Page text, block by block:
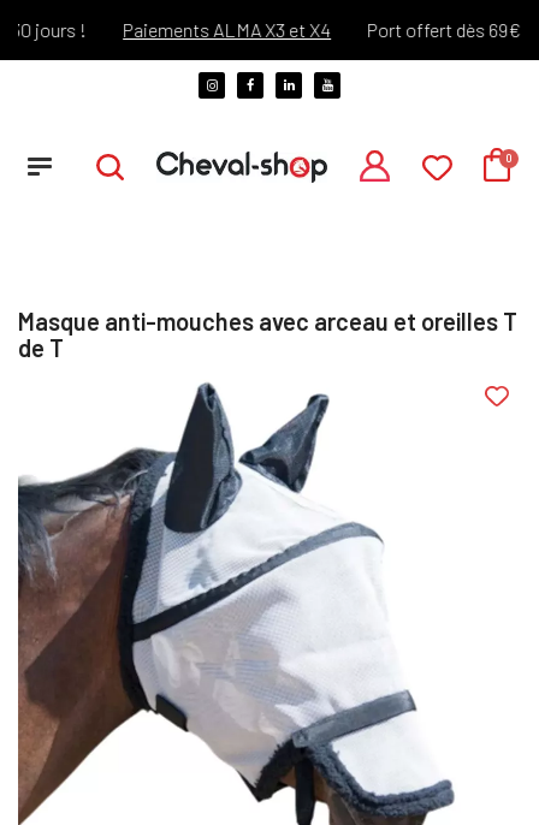
jours ! Paiements ALMA X3 et X4 Port offert dès 69€
Masque anti-mouches avec arceau et oreilles T
de T